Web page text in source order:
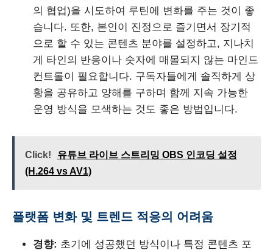
의 협업)을 시도하여 루틴에 변화를 주는 것이 좋
습니다. 또한, 본인이 진정으로 즐기면서 장기적
으로 할 수 있는 콘텐츠 분야를 설정하고, 지나치
게 타인의 반응이나 숫자에 매몰되지 않는 마인드
컨트롤이 필요합니다. 구독자들에게 솔직하게 상
황을 공유하고 양해를 구하며 함께 지속 가능한
운영 방식을 모색하는 것도 좋은 방법입니다.
Click!
유튜브 라이브 스트리밍 OBS 인코딩 설정
(H.264 vs AV1)
플랫폼 변화 및 트렌드 적응의 어려움
경향: 초기에 성공했던 방식이나 특정 콘텐츠 포